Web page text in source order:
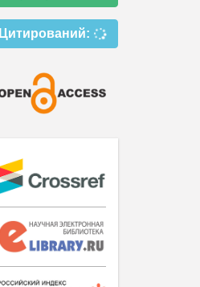
Цитирований: